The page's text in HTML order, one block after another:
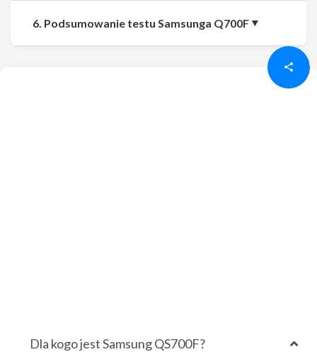
Udostępnij Udostępnij
Dla kogo jest Samsung QS700F?
6. Podsumowanie testu Samsunga Q700F